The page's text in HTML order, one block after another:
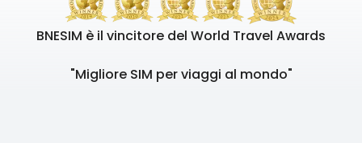
BNESIM è il vincitore del World Travel Awards
"Migliore SIM per viaggi al mondo"